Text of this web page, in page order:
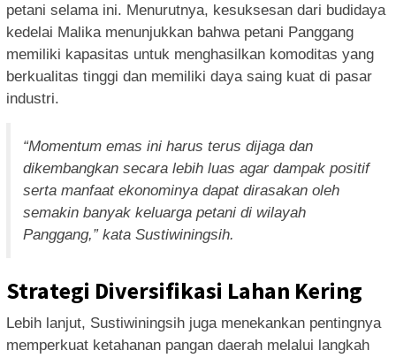
petani selama ini. Menurutnya, kesuksesan dari budidaya
kedelai Malika menunjukkan bahwa petani Panggang
memiliki kapasitas untuk menghasilkan komoditas yang
berkualitas tinggi dan memiliki daya saing kuat di pasar
industri.
“Momentum emas ini harus terus dijaga dan
dikembangkan secara lebih luas agar dampak positif
serta manfaat ekonominya dapat dirasakan oleh
semakin banyak keluarga petani di wilayah
Panggang,” kata Sustiwiningsih.
Strategi Diversifikasi Lahan Kering
Lebih lanjut, Sustiwiningsih juga menekankan pentingnya
memperkuat ketahanan pangan daerah melalui langkah